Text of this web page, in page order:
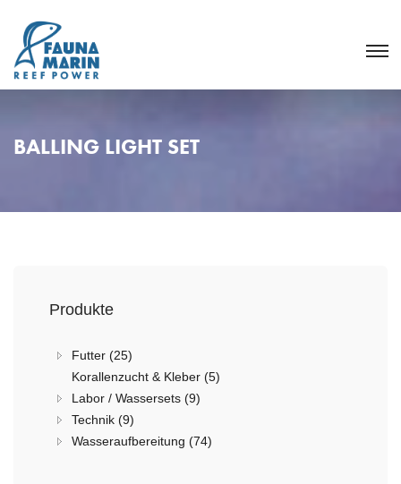
BALLING LIGHT SET
Produkte
Futter (25)
Korallenzucht & Kleber (5)
Labor / Wassersets (9)
Technik (9)
Wasseraufbereitung (74)